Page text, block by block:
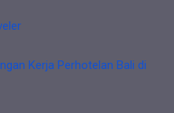
Kerja Perhotelan Bali di